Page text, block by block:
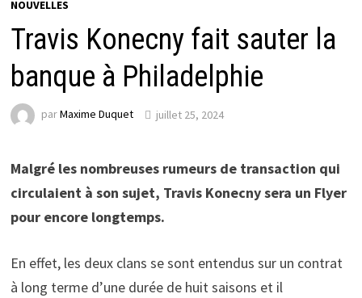
NOUVELLES
Travis Konecny fait sauter la
banque à Philadelphie
parMaxime Duquet juillet 25, 2024
Malgré les nombreuses rumeurs de transaction qui
circulaient à son sujet, Travis Konecny sera un Flyer
pour encore longtemps.
En effet, les deux clans se sont entendus sur un contrat
à long terme d’une durée de huit saisons et il